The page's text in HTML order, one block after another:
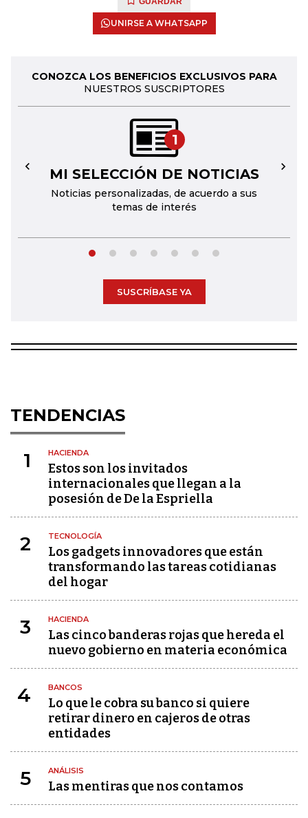
UNIRSE A WHATSAPP
CONOZCA LOS BENEFICIOS EXCLUSIVOS PARA
NUESTROS SUSCRIPTORES
1
MI SELECCIÓN DE NOTICIAS
Noticias personalizadas, de acuerdo a sus
temas de interés
← →
SUSCRÍBASE YA
TENDENCIAS
1 HACIENDA
Estos son los invitados
internacionales que llegan a la
posesión de De la Espriella
2 TECNOLOGÍA
Los gadgets innovadores que están
transformando las tareas cotidianas
del hogar
3 HACIENDA
Las cinco banderas rojas que hereda el
nuevo gobierno en materia económica
4 BANCOS
Lo que le cobra su banco si quiere
retirar dinero en cajeros de otras
entidades
5 ANÁLISIS
Las mentiras que nos contamos